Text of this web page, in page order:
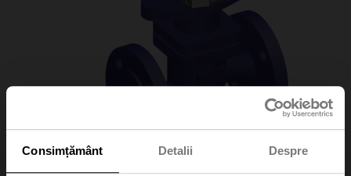
Consimțământ Detalii Despre